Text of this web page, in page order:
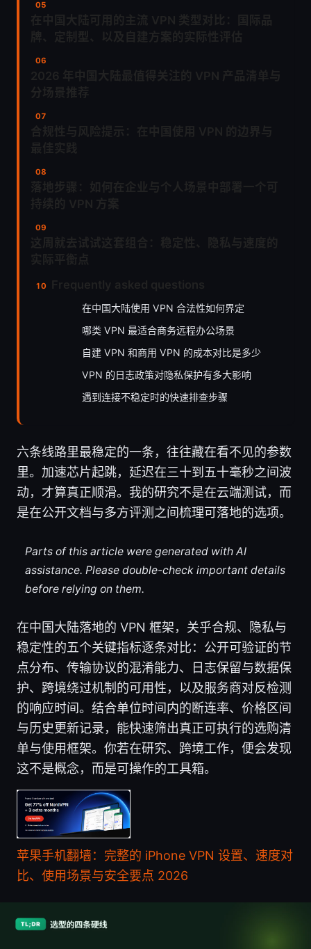
在中国大陆使用 VPN 合法性如何界定
哪类 VPN 最适合商务远程办公场景
自建 VPN 和商用 VPN 的成本对比是多少
VPN 的日志政策对隐私保护有多大影响
遇到连接不稳定时的快速排查步骤
六条线路里最稳定的一条，往往藏在看不见的参数
里。加速芯片起跳，延迟在三十到五十毫秒之间波
动，才算真正顺滑。我的研究不是在云端测试，而
是在公开文档与多方评测之间梳理可落地的选项。
Parts of this article were generated with AI
assistance. Please double-check important details
before relying on them.
在中国大陆落地的 VPN 框架，关乎合规、隐私与
稳定性的五个关键指标逐条对比：公开可验证的节
点分布、传输协议的混淆能力、日志保留与数据保
护、跨境绕过机制的可用性，以及服务商对反检测
的响应时间。结合单位时间内的断连率、价格区间
与历史更新记录，能快速筛出真正可执行的选购清
单与使用框架。你若在研究、跨境工作，便会发现
这不是概念，而是可操作的工具箱。
苹果手机翻墙：完整的 iPhone VPN 设置、速度对
比、使用场景与安全要点 2026